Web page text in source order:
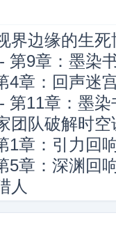
界边缘的生
第9章：墨染
4章：回声迷
第11章：墨
团队破解时空
1章：引力回
5章：深渊回
人